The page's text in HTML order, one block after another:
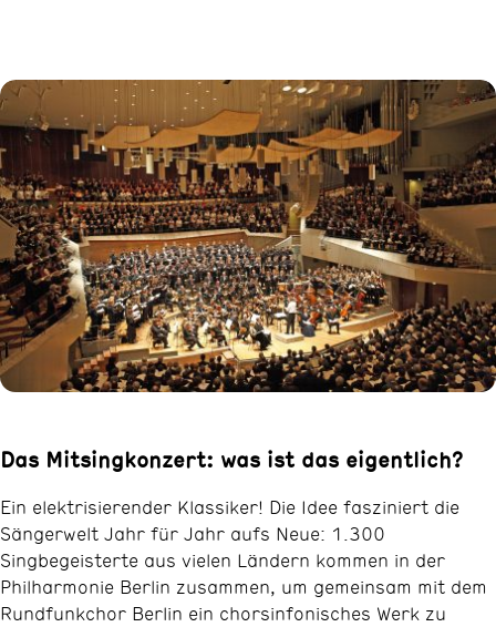
Das Mitsingkonzert: was ist das eigentlich?
Ein elektrisierender Klassiker! Die Idee fasziniert die
Sängerwelt Jahr für Jahr aufs Neue: 1.300
Singbegeisterte aus vielen Ländern kommen in der
Philharmonie Berlin zusammen, um gemeinsam mit dem
Rundfunkchor Berlin ein chorsinfonisches Werk zu